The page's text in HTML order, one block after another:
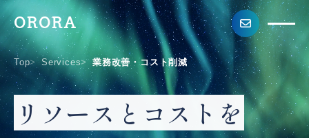
ORORA
Top Services 業務改善・コスト削減
リソースとコストを